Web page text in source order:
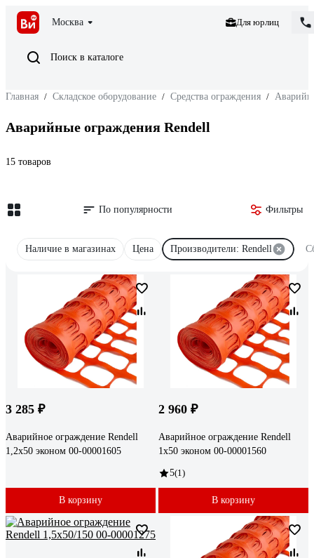
Москва Для юрлиц
Поиск в каталоге
Главная / Складское оборудование / Средства ограждения /
Аварийные ограждения Rendell
15 товаров
По популярности Фильтры
Наличие в магазинах Цена Производители: Rendell
3 285 ₽
Аварийное ограждение Rendell
1,2x50 эконом 00-00001605
В корзину
2 960 ₽
Аварийное ограждение Rendell
1x50 эконом 00-00001560
5(1)
В корзину